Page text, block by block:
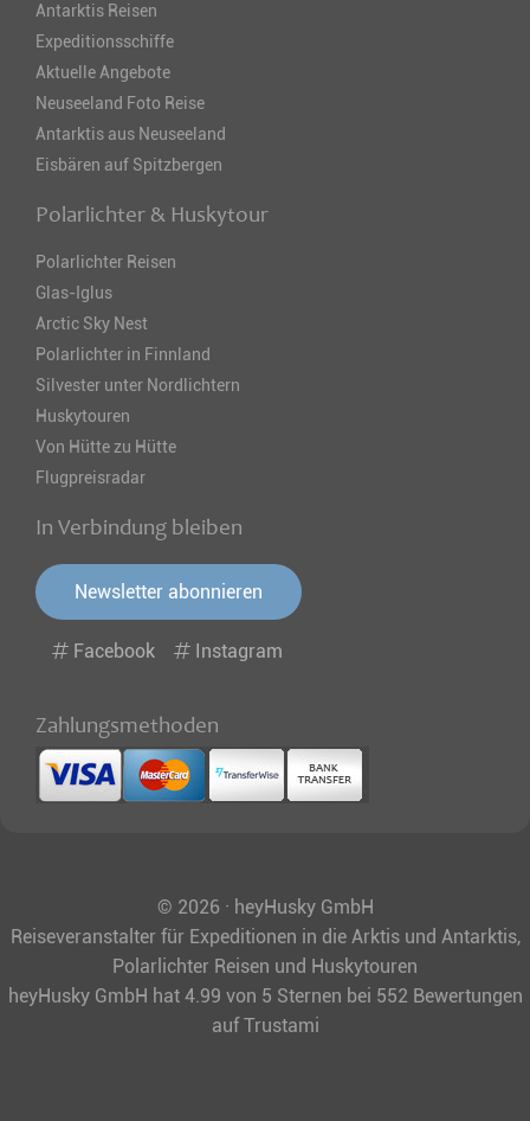
Antarktis Reisen
Expeditionsschiffe
Aktuelle Angebote
Neuseeland Foto Reise
Antarktis aus Neuseeland
Eisbären auf Spitzbergen
Polarlichter & Huskytour
Polarlichter Reisen
Glas-Iglus
Arctic Sky Nest
Polarlichter in Finnland
Silvester unter Nordlichtern
Huskytouren
Von Hütte zu Hütte
Flugpreisradar
In Verbindung bleiben
Newsletter abonnieren
Facebook Instagram
Zahlungsmethoden
© 2026 · heyHusky GmbH
Reiseveranstalter für Expeditionen in die Arktis und Antarktis,
Polarlichter Reisen und Huskytouren
heyHusky GmbH hat 4.99 von 5 Sternen bei 552 Bewertungen
auf Trustami